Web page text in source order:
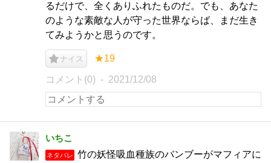
るだけで、全くありふれたものだ。でも、あなた
のような素敵な人が守った世界ならば、まだ生き
てみようかと思うのです。
ナイス ★19
コメント(0) 2021/12/08
いちこ
ネタバレ
竹の妖怪吸血種族のバンブーがマフィアに